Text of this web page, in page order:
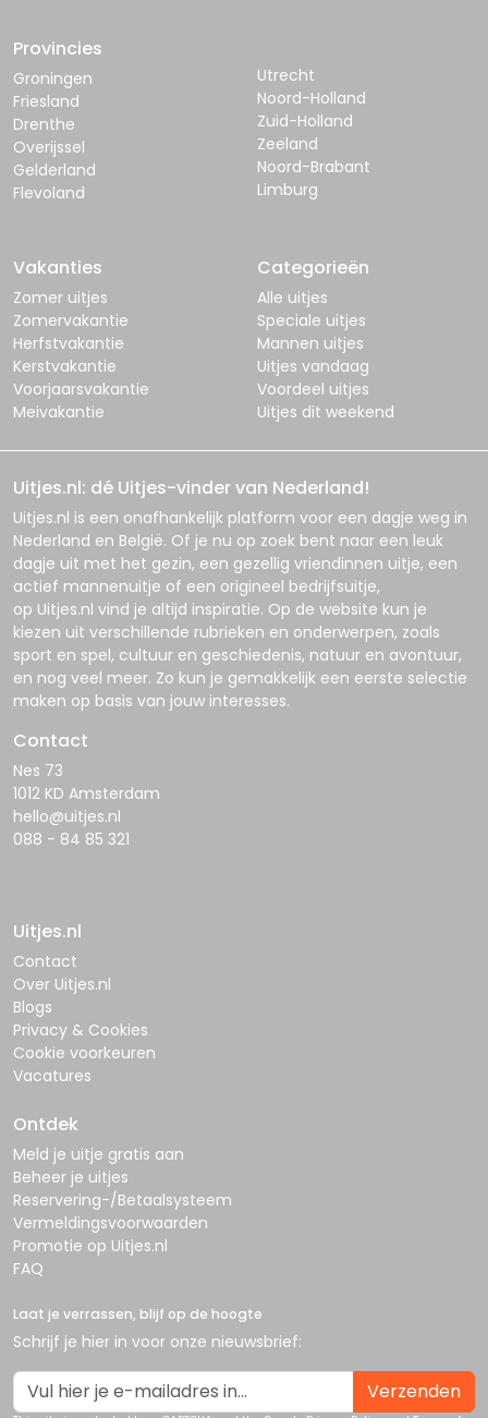
Provincies
Groningen
Friesland
Drenthe
Overijssel
Gelderland
Flevoland
Utrecht
Noord-Holland
Zuid-Holland
Zeeland
Noord-Brabant
Limburg
Vakanties
Zomer uitjes
Zomervakantie
Herfstvakantie
Kerstvakantie
Voorjaarsvakantie
Meivakantie
Categorieën
Alle uitjes
Speciale uitjes
Mannen uitjes
Uitjes vandaag
Voordeel uitjes
Uitjes dit weekend
Uitjes.nl: dé Uitjes-vinder van Nederland!
Uitjes.nl is een onafhankelijk platform voor een dagje weg in
Nederland en België. Of je nu op zoek bent naar een leuk
dagje uit met het gezin, een gezellig vriendinnen uitje, een
actief mannenuitje of een origineel bedrijfsuitje,
op Uitjes.nl vind je altijd inspiratie. Op de website kun je
kiezen uit verschillende rubrieken en onderwerpen, zoals
sport en spel, cultuur en geschiedenis, natuur en avontuur,
en nog veel meer. Zo kun je gemakkelijk een eerste selectie
maken op basis van jouw interesses.
Contact
Nes 73
1012 KD Amsterdam
hello@uitjes.nl
088 - 84 85 321
Uitjes.nl
Contact
Over Uitjes.nl
Blogs
Privacy & Cookies
Cookie voorkeuren
Vacatures
Ontdek
Meld je uitje gratis aan
Beheer je uitjes
Reservering-/Betaalsysteem
Vermeldingsvoorwaarden
Promotie op Uitjes.nl
FAQ
Laat je verrassen, blijf op de hoogte
Schrijf je hier in voor onze nieuwsbrief:
Verzenden